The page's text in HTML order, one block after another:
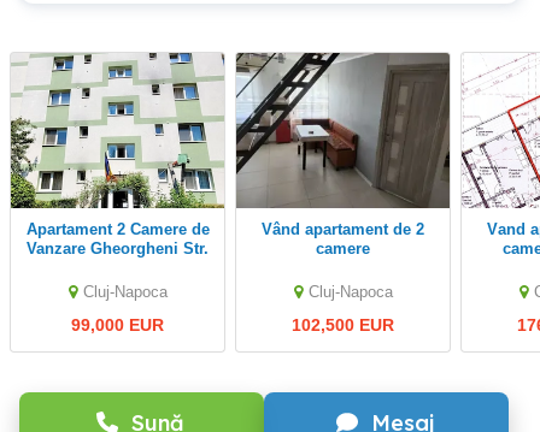
Sună Mesaj
Apartament 2 Camere de
Vanzare Gheorgheni Str.
Comision 0%
Cumparator
Cluj-Napoca
99,000 EUR
Vând apartament de 2
camere
Cluj-Napoca
102,500 EUR
Vand apartament cu 2